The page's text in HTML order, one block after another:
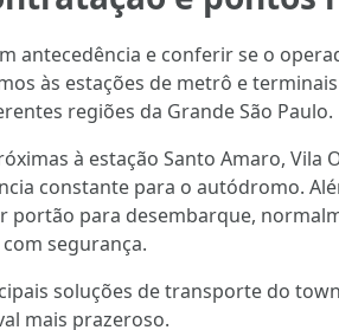
antecedência e conferir se o
às estações de metrô e
regiões da Grande São Paulo.
à estação Santo Amaro,
constante para o autódromo.
portão para desembarque,
segurança.
soluções de transporte do
mais prazeroso.